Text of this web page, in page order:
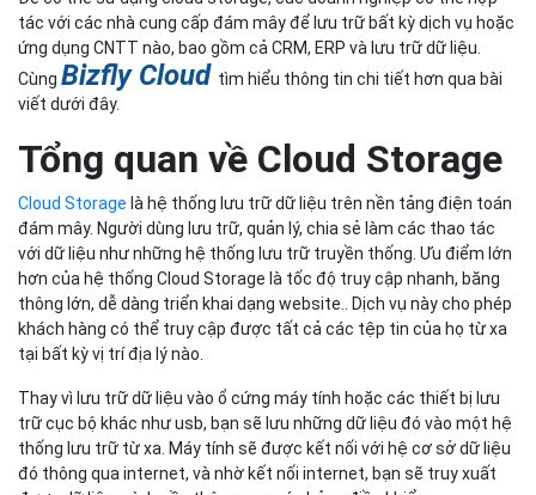
hơn của hệ thống Cloud Storage là tốc độ truy cập nhanh, băng
thông lớn, dễ dàng triển khai dạng website.. Dịch vụ này cho phép
khách hàng có thể truy cập được tất cả các tệp tin của họ từ xa
tại bất kỳ vị trí địa lý nào.
trữ cục bộ khác như usb, bạn sẽ lưu những dữ liệu đó vào một hệ
thống lưu trữ từ xa. Máy tính sẽ được kết nối với hệ cơ sở dữ liệu
đó thông qua internet, và nhờ kết nối internet, bạn sẽ truy xuất
được dữ liệu mình cần thông qua các bảng điều khiển.
Ví dụ: Nếu đã từng tải dữ liệu lên Google Drive, tức là bạn đang sử
dụng cloud storage. Và trong trường hợp này thì Google chính là
bên cung cấp dịch vụ lưu trữ đám mây.
Vì sao doanh nghiệp nên ưu
tiên lưu trữ dữ liệu lên cloud
storage?